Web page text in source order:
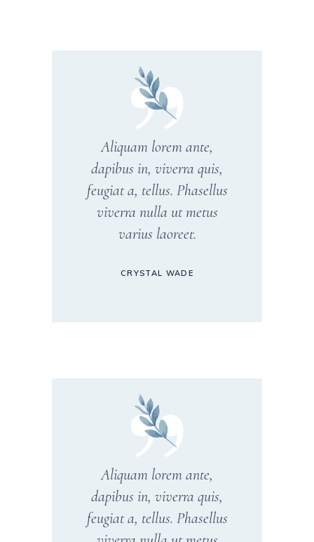
Aliquam lorem ante,
dapibus in, viverra quis,
feugiat a, tellus. Phasellus
viverra nulla ut metus
varius laoreet.
CRYSTAL WADE
Aliquam lorem ante,
dapibus in, viverra quis,
feugiat a, tellus. Phasellus